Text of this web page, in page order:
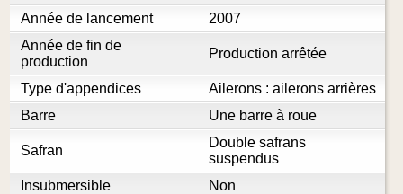
Année de lancement
2007
Année de fin de
production
Production arrêtée
Type d'appendices
Ailerons : ailerons arrières
Barre
Une barre à roue
Safran
Double safrans
suspendus
Insubmersible
Non